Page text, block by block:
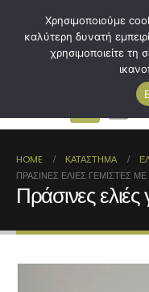
HOME ΚΑΤΆΣΤΗΜΑ
ΠΡΆΣΙΝΕΣ ΕΛΙΈΣ ΓΕΜΙΣΤΈΣ
Πράσινες
Χρησιμοποιούμε
καλύτερη δυνατή
χρησιμοποιείτε τη